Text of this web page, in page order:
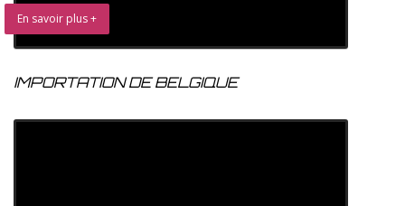
En savoir plus +
IMPORTATION DE BELGIQUE